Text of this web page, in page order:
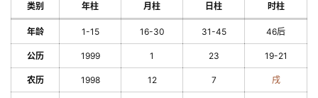
类别 年柱 月柱 日柱 时柱
年龄 1-15 16-30 31-45 46后
公历 1999 1 23 19-21
农历 1998 12 7 戌